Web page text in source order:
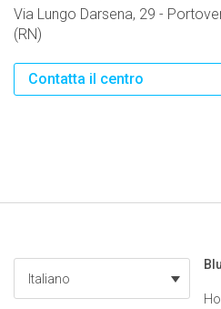
Via Lungo Darsena, 29 -
(RN)
Contatta il centro
Italiano